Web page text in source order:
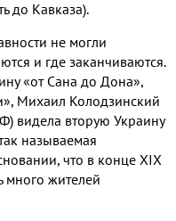
до Кавказа).
не могли
и где заканчиваются.
«от Сана до Дона»,
, Михаил Колодзинский
) видела вторую Украину
называемая
, что в конце XIX
много жителей